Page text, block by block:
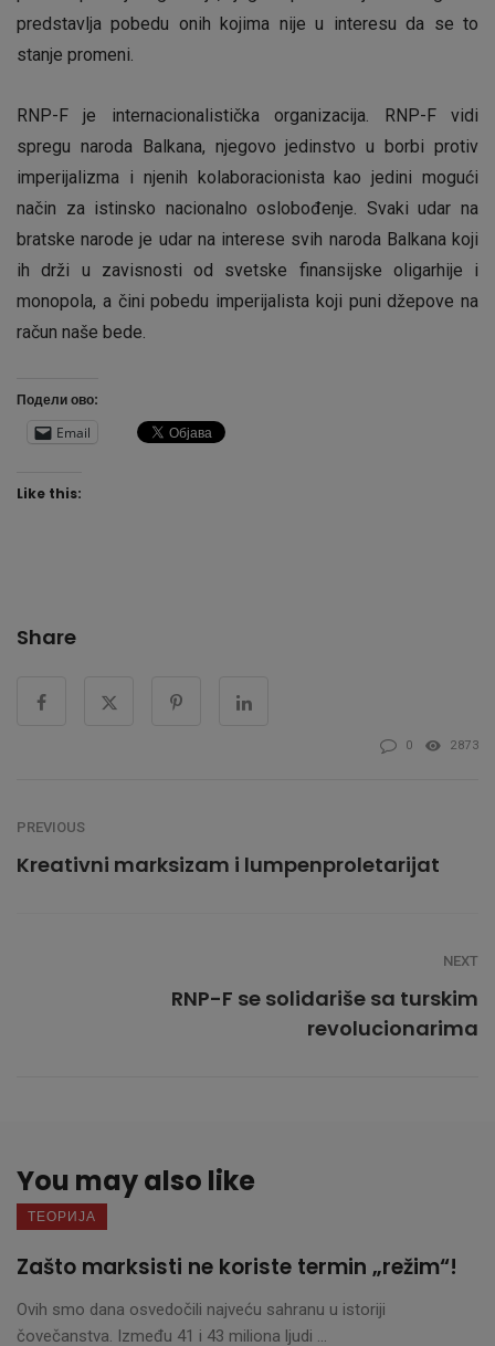
predstavlja pobedu onih kojima nije u interesu da se to
stanje promeni.
RNP-F je internacionalistička organizacija. RNP-F vidi
spregu naroda Balkana, njegovo jedinstvo u borbi protiv
imperijalizma i njenih kolaboracionista kao jedini mogući
način za istinsko nacionalno oslobođenje. Svaki udar na
bratske narode je udar na interese svih naroda Balkana koji
ih drži u zavisnosti od svetske finansijske oligarhije i
monopola, a čini pobedu imperijalista koji puni džepove na
račun naše bede.
Подели ово:
Email
Like this:
Share
0 2873
PREVIOUS
Kreativni marksizam i lumpenproletarijat
NEXT
RNP-F se solidariše sa turskim
revolucionarima
You may also like
ТЕОРИЈА
Zašto marksisti ne koriste termin „režim“!
Ovih smo dana osvedočili najveću sahranu u istoriji
čovečanstva. Između 41 i 43 miliona ljudi ...